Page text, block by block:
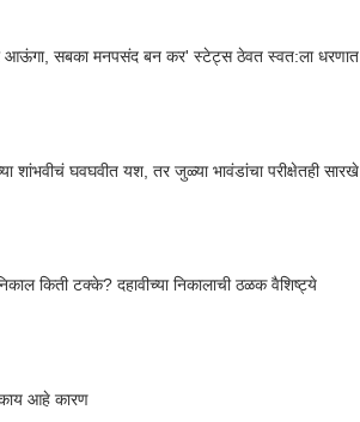
आऊंगा, सबका मनपसंद बन कर' स्टेट्स ठेवत स्वत:ला धरणात
शांभवीचं घवघवीत यश, तर जुळ्या भावंडांचा परीक्षेतही सारखे
किती टक्के? दहावीच्या निकालाची ठळक वैशिष्ट्ये
काय आहे कारण